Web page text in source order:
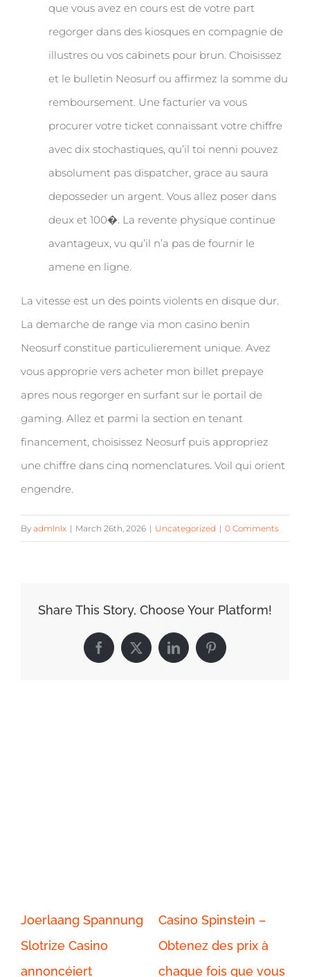
que vous avez en cours est de votre part
regorger dans des kiosques en compagnie de
illustres ou vos cabinets pour brun. Choisissez
et le bulletin Neosurf ou affirmez la somme du
remboursement. Une facturier va vous
procurer votre ticket connaissant votre chiffre
avec dix stochastiques, qu’il toi nenni pouvez
absolument pas dispatcher, grace au saura
deposseder un argent. Vous allez poser dans
deux et 100�. La revente physique continue
avantageux, vu qu’il n’a pas de fournir le
amene en ligne.
La vitesse est un des points violents en disque dur.
La demarche de range via mon casino benin
Neosurf constitue particulierement unique. Avez
vous approprie vers acheter mon billet prepaye
apres nous regorger en surfant sur le portail de
gaming. Allez et parmi la section en tenant
financement, choisissez Neosurf puis appropriez
une chiffre dans cinq nomenclatures. Voil qui orient
engendre.
By admlnlx | March 26th, 2026 | Uncategorized | 0 Comments
Share This Story, Choose Your Platform!
Facebook
X LinkedInPinterest
Joerlaang Spannung
Slotrize Casino
annoncéiert
Casino Spinstein –
Obtenez des prix à
chaque fois que vous